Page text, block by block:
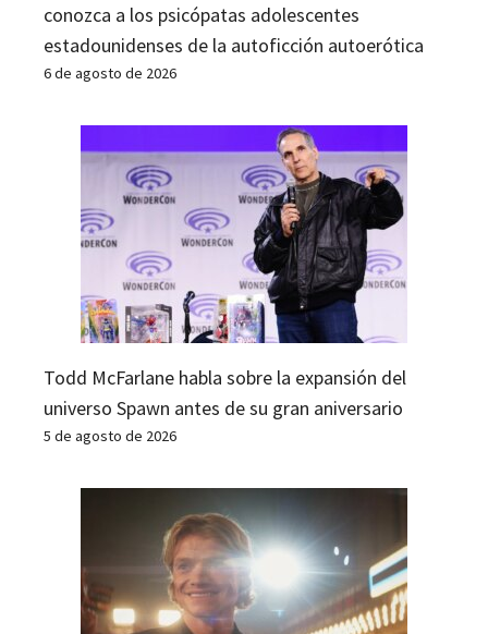
conozca a los psicópatas adolescentes
estadounidenses de la autoficción autoerótica
6 de agosto de 2026
Todd McFarlane habla sobre la expansión del
universo Spawn antes de su gran aniversario
5 de agosto de 2026